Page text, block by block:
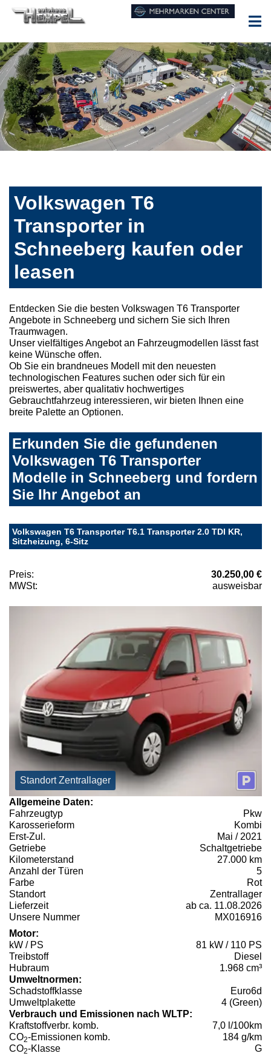
Volkswagen T6
Transporter in
Schneeberg kaufen oder
leasen
Entdecken Sie die besten Volkswagen T6 Transporter
Angebote in Schneeberg und sichern Sie sich Ihren
Traumwagen.
Unser vielfältiges Angebot an Fahrzeugmodellen lässt fast
keine Wünsche offen.
Ob Sie ein brandneues Modell mit den neuesten
technologischen Features suchen oder sich für ein
preiswertes, aber qualitativ hochwertiges
Gebrauchtfahrzeug interessieren, wir bieten Ihnen eine
breite Palette an Optionen.
Erkunden Sie die gefundenen
Volkswagen T6 Transporter
Modelle in Schneeberg und fordern
Sie Ihr Angebot an
Volkswagen T6 Transporter T6.1 Transporter 2.0 TDI KR,
Sitzheizung, 6-Sitz
Preis:
30.250,00 €
MWSt:
ausweisbar
Standort Zentrallager
Allgemeine Daten:
Fahrzeugtyp
Pkw
Karosserieform
Kombi
Erst-Zul.
Mai / 2021
Getriebe
Schaltgetriebe
Kilometerstand
27.000 km
Anzahl der Türen
5
Farbe
Rot
Standort
Zentrallager
Lieferzeit
ab ca. 11.08.2026
Unsere Nummer
MX016916
Motor:
kW / PS
81 kW / 110 PS
Treibstoff
Diesel
Hubraum
1.968 cm³
Umweltnormen:
Schadstoffklasse
Euro6d
Umweltplakette
4 (Green)
Verbrauch und Emissionen nach WLTP:
Kraftstoffverbr. komb.
7,0 l/100km
CO2-Emissionen komb.
184 g/km
CO2-Klasse G